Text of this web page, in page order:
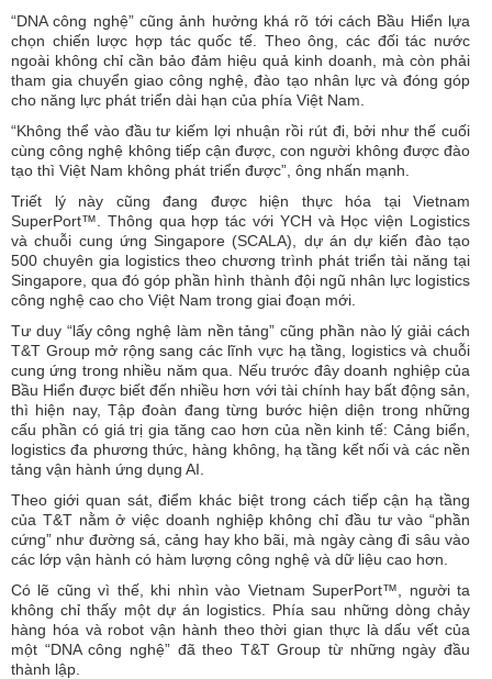
“DNA công nghệ” cũng ảnh hưởng khá rõ tới cách Bầu Hiển lựa
chọn chiến lược hợp tác quốc tế. Theo ông, các đối tác nước
ngoài không chỉ cần bảo đảm hiệu quả kinh doanh, mà còn phải
tham gia chuyển giao công nghệ, đào tạo nhân lực và đóng góp
cho năng lực phát triển dài hạn của phía Việt Nam.
“Không thể vào đầu tư kiếm lợi nhuận rồi rút đi, bởi như thế cuối
cùng công nghệ không tiếp cận được, con người không được đào
tạo thì Việt Nam không phát triển được”, ông nhấn mạnh.
Triết lý này cũng đang được hiện thực hóa tại Vietnam
SuperPort™. Thông qua hợp tác với YCH và Học viện Logistics
và chuỗi cung ứng Singapore (SCALA), dự án dự kiến đào tạo
500 chuyên gia logistics theo chương trình phát triển tài năng tại
Singapore, qua đó góp phần hình thành đội ngũ nhân lực logistics
công nghệ cao cho Việt Nam trong giai đoạn mới.
Tư duy “lấy công nghệ làm nền tảng” cũng phần nào lý giải cách
T&T Group mở rộng sang các lĩnh vực hạ tầng, logistics và chuỗi
cung ứng trong nhiều năm qua. Nếu trước đây doanh nghiệp của
Bầu Hiển được biết đến nhiều hơn với tài chính hay bất động sản,
thì hiện nay, Tập đoàn đang từng bước hiện diện trong những
cấu phần có giá trị gia tăng cao hơn của nền kinh tế: Cảng biển,
logistics đa phương thức, hàng không, hạ tầng kết nối và các nền
tảng vận hành ứng dụng AI.
Theo giới quan sát, điểm khác biệt trong cách tiếp cận hạ tầng
của T&T nằm ở việc doanh nghiệp không chỉ đầu tư vào “phần
cứng” như đường sá, cảng hay kho bãi, mà ngày càng đi sâu vào
các lớp vận hành có hàm lượng công nghệ và dữ liệu cao hơn.
Có lẽ cũng vì thế, khi nhìn vào Vietnam SuperPort™, người ta
không chỉ thấy một dự án logistics. Phía sau những dòng chảy
hàng hóa và robot vận hành theo thời gian thực là dấu vết của
một “DNA công nghệ” đã theo T&T Group từ những ngày đầu
thành lập.